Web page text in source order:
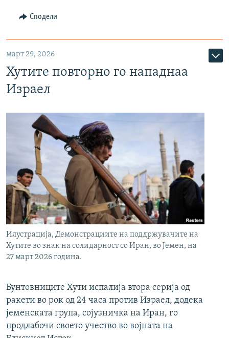
Сподели
март 29, 2026
Хутите повторно го нападнаа
Израел
Илустрација, Демонстрациите на поддржувачите на
Хутите во знак на солидарност со Иран, во Јемен, на
27 март 2026 година.
Бунтовниците Хути испалија втора серија од
ракети во рок од 24 часа против Израел, додека
јеменската група, сојузничка на Иран, го
продлабочи своето учество во војната на